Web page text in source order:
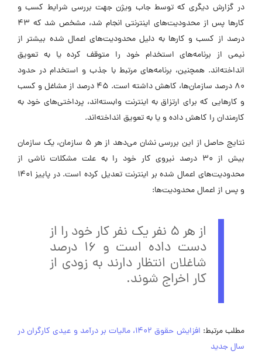
در گزارش دیگری که توسط جاب ویژن جهت بررسی شرایط کسب و
کارها پس از محدودیت‌های اینترنتی انجام شد، مشخص شد که ۴۳
درصد از کسب و کارها به دلیل محدودیت‌های اعمال شده بیشتر از
نیمی از برنامه‌های استخدام خود را متوقف کرده یا به تعویق
انداخته‌اند. همچنین، برنامه‌های مرتبط با جذب و استخدام در حدود
۸۰ درصد سازمان‌ها، کاهش داشته است. ۴۵ درصد از مشاغل و کسب
و کارهایی که برای ارتزاق به اینترنت وابسته‌اند، پرداختی‌های خود به
کارمندان را کاهش داده و یا به تعویق انداخته‌اند.
نتایج حاصل از این بررسی نشان می‌دهد از هر ۵ سازمان، یک سازمان
بیش از ۳۰ درصد نیروی کار خود را به علت مشکلات ناشی از
محدودیت‌های اعمال شده بر اینترنت تعدیل کرده است. در پاییز 1401
و پس از اعمال محدودیت‌ها:
از هر ۵ نفر یک نفر کار خود را از
دست داده است و ۱۶ درصد
شاغلان انتظار دارند به زودی از
کار اخراج شوند.
مطلب مرتبط:
افزایش حقوق 1402، مالیات بر درآمد و عیدی کارگران در
سال جدید